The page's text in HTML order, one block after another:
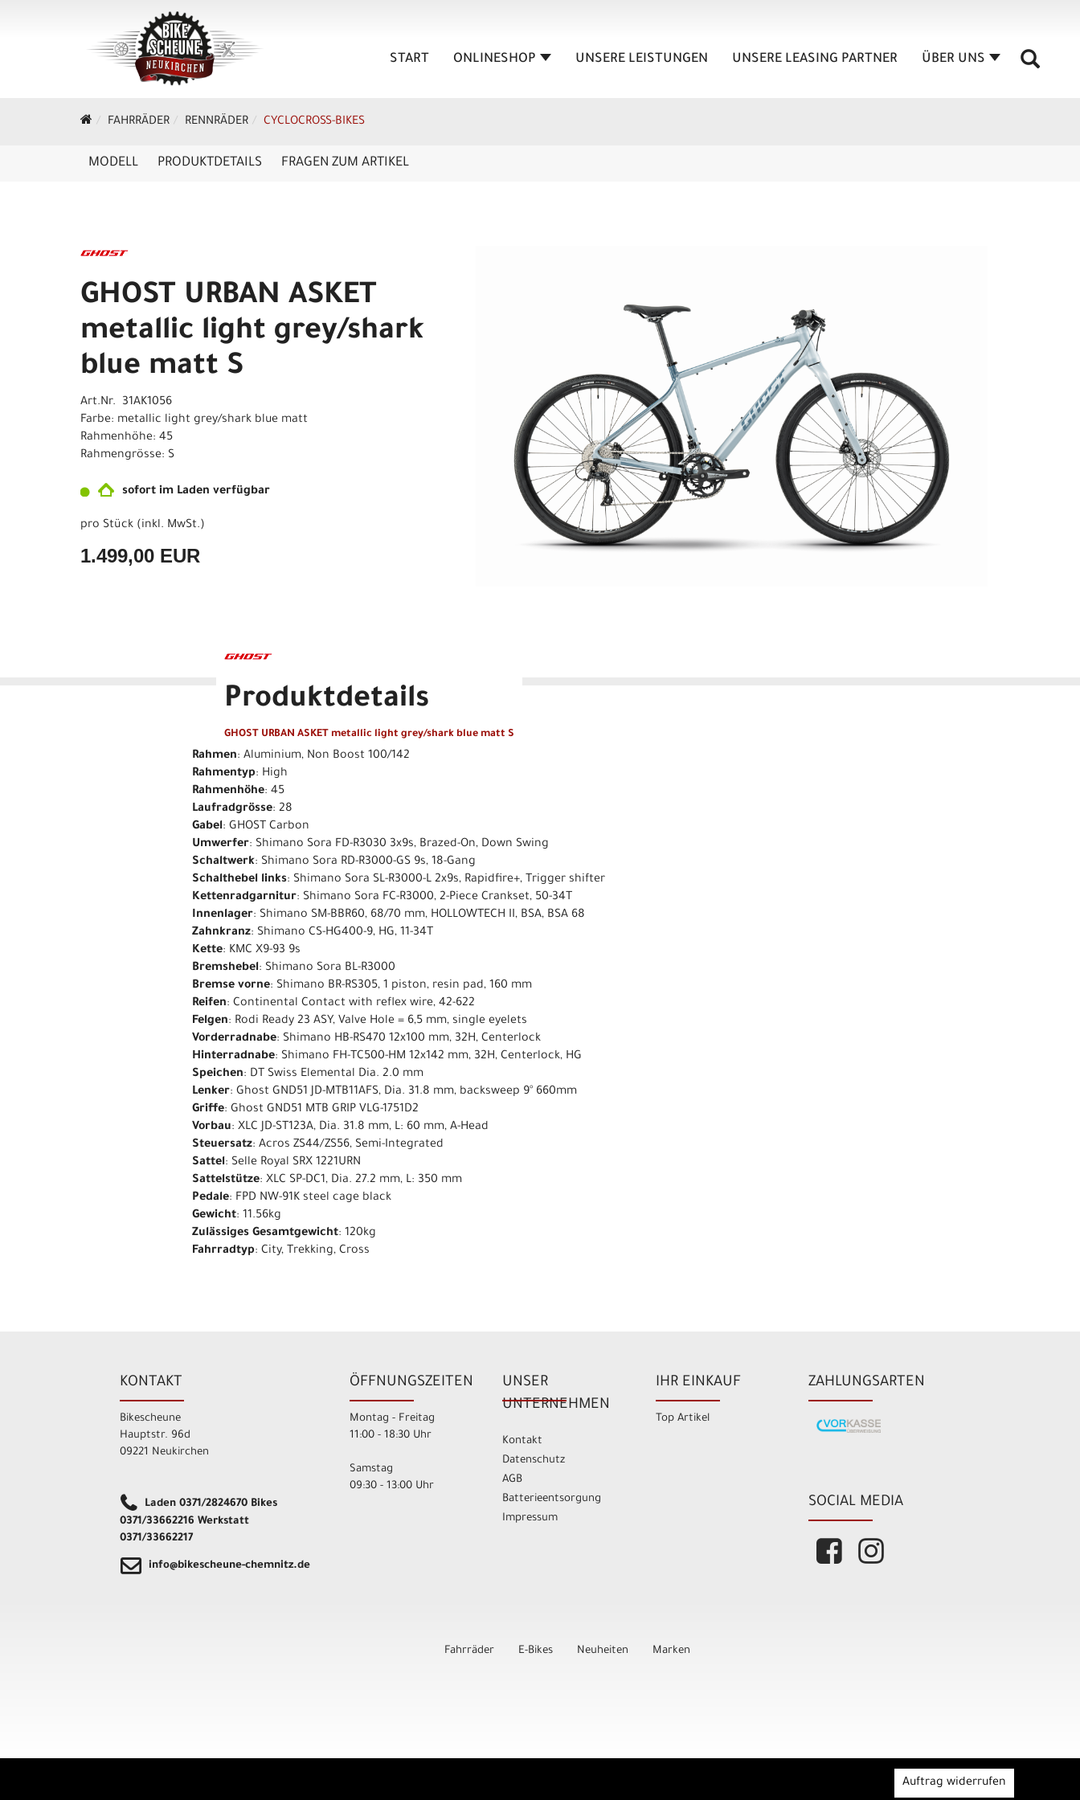
START ONLINESHOP UNSERE LEISTUNGEN UNSERE LEASING PARTNER ÜBER UNS
FAHRRÄDER RENNRÄDER CYCLOCROSS-BIKES
MODELL PRODUKTDETAILS FRAGEN ZUM ARTIKEL
GHOST URBAN ASKET
metallic light grey/shark
blue matt S
Art.Nr. 31AK1056
Farbe: metallic light grey/shark blue matt
Rahmenhöhe: 45
Rahmengrösse: S
sofort im Laden verfügbar
pro Stück (inkl. MwSt.)
1.499,00 EUR
Produktdetails
GHOST URBAN ASKET metallic light grey/shark blue matt S
Rahmen: Aluminium, Non Boost 100/142
Rahmentyp: High
Rahmenhöhe: 45
Laufradgrösse: 28
Gabel: GHOST Carbon
Umwerfer: Shimano Sora FD-R3030 3x9s, Brazed-On, Down Swing
Schaltwerk: Shimano Sora RD-R3000-GS 9s, 18-Gang
Schalthebel links: Shimano Sora SL-R3000-L 2x9s, Rapidfire+, Trigger shifter
Kettenradgarnitur: Shimano Sora FC-R3000, 2-Piece Crankset, 50-34T
Innenlager: Shimano SM-BBR60, 68/70 mm, HOLLOWTECH II, BSA, BSA 68
Zahnkranz: Shimano CS-HG400-9, HG, 11-34T
Kette: KMC X9-93 9s
Bremshebel: Shimano Sora BL-R3000
Bremse vorne: Shimano BR-RS305, 1 piston, resin pad, 160 mm
Reifen: Continental Contact with reflex wire, 42-622
Felgen: Rodi Ready 23 ASY, Valve Hole = 6,5 mm, single eyelets
Vorderradnabe: Shimano HB-RS470 12x100 mm, 32H, Centerlock
Hinterradnabe: Shimano FH-TC500-HM 12x142 mm, 32H, Centerlock, HG
Speichen: DT Swiss Elemental Dia. 2.0 mm
Lenker: Ghost GND51 JD-MTB11AFS, Dia. 31.8 mm, backsweep 9° 660mm
Griffe: Ghost GND51 MTB GRIP VLG-1751D2
Vorbau: XLC JD-ST123A, Dia. 31.8 mm, L: 60 mm, A-Head
Steuersatz: Acros ZS44/ZS56, Semi-Integrated
Sattel: Selle Royal SRX 1221URN
Sattelstütze: XLC SP-DC1, Dia. 27.2 mm, L: 350 mm
Pedale: FPD NW-91K steel cage black
Gewicht: 11.56kg
Zulässiges Gesamtgewicht: 120kg
Fahrradtyp: City, Trekking, Cross
KONTAKT
Bikescheune
Hauptstr. 96d
09221 Neukirchen
Laden 0371/2824670 Bikes
0371/33662216 Werkstatt
0371/33662217
info@bikescheune-chemnitz.de
ÖFFNUNGSZEITEN
Montag - Freitag
11:00 - 18:30 Uhr
Samstag
09:30 - 13:00 Uhr
UNSER
UNTERNEHMEN
Kontakt
Datenschutz
AGB
Batterieentsorgung
Impressum
IHR EINKAUF
Top Artikel
ZAHLUNGSARTEN
SOCIAL MEDIA
Fahrräder E-Bikes Neuheiten Marken
Auftrag widerrufen